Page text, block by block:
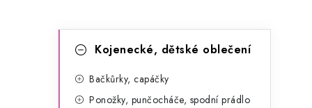
kategorieKojenecké, dětské oblečení
Bačkůrky, capáčky
Ponožky, punčocháče, spodní prádlo